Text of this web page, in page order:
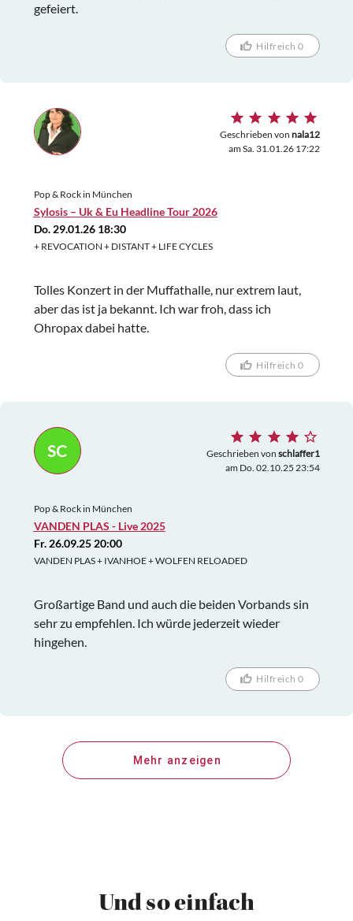
gefeiert.
Hilfreich 0
Geschrieben von nala12
am Sa. 31.01.26 17:22
Pop & Rock in München
Sylosis – Uk & Eu Headline Tour 2026
Do. 29.01.26 18:30
+ REVOCATION + DISTANT + LIFE CYCLES
Tolles Konzert in der Muffathalle, nur extrem laut,
aber das ist ja bekannt. Ich war froh, dass ich
Ohropax dabei hatte.
Hilfreich 0
SC Geschrieben von schlaffer1
am Do. 02.10.25 23:54
Pop & Rock in München
VANDEN PLAS - Live 2025
Fr. 26.09.25 20:00
VANDEN PLAS + IVANHOE + WOLFEN RELOADED
Großartige Band und auch die beiden Vorbands sin
sehr zu empfehlen. Ich würde jederzeit wieder
hingehen.
Hilfreich 0
Mehr anzeigen
Und so einfach